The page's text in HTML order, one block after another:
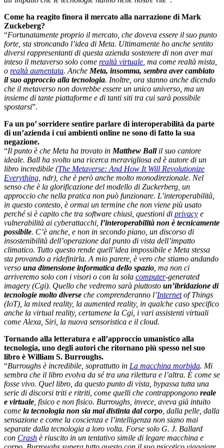
Come ha reagito finora il mercato alla narrazione di Mark
Zuckeberg?
“Fortunatamente proprio il mercato, che doveva essere il suo punto
forte, sta stroncando l’idea di Meta. Ultimamente ho anche sentito
diversi rappresentanti di questa azienda sostenere di non aver mai
inteso il metaverso solo come realtà virtuale , ma come realtà mista,
o realtà aumentata. Anche Meta, insomma, sembra aver cambiato
il suo approccio alla tecnologia. Inoltre, ora stanno anche dicendo
che il metaverso non dovrebbe essere un unico universo, ma un
insieme di tante piattaforme e di tanti siti tra cui sarà possibile
spostarsi”.
Fa un po’ sorridere sentire parlare di interoperabilità da parte
di un’azienda i cui ambienti online ne sono di fatto la sua
negazione.
“Il punto è che Meta ha trovato in Matthew Ballil suo cantore
ideale. Ball ha svolto una ricerca meravigliosa ed è autore di un
libro incredibile (The Metaverse: And How It Will Revolutionize
Everything , ndr), che è però anche molto monodirezionale. Nel
senso che è la glorificazione del modello di Zuckerberg, un
approccio che nella pratica non può funzionare. L’interoperabilità,
in questo contesto, è ormai un termine che non viene più usato
perché si è capito che tra software chiusi, questioni di privacy e
vulnerabilità ai cyberattacchi, l’interoperabilità non è tecnicamente
possibile. C’è anche, e non in secondo piano, un discorso di
insostenibilità dell’operazione dal punto di vista dell’impatto
climatico. Tutto questo rende quell’idea impossibile e Meta stessa
sta provando a ridefinirla. A mio parere, è vero che stiamo andando
verso una dimensione informatica dello spazio , ma non ci
arriveremo solo con i visori o con la sola computer-generated
imagery (Cgi). Quello che vedremo sarà piuttosto un’ibridazione di
tecnologie molto diverse che comprenderanno l’Internetof Things
(IoT), la mixed reality, la aumented reality, in qualche caso specifico
anche la virtual reality, certamene la Cgi, i vari assistenti virtuali
come Alexa, Siri, la nuova sensoristica e il cloud.
Tornando alla letteratura e all’approccio umanistico alla
tecnologia, uno degli autori che ritornano più spesso nel suo
libro è William S. Burroughs.
“Burroughs è incredibile, soprattutto in La macchina morbida. Mi
sembra che il libro evolva da sé tra una rilettura e l’altra. È come se
fosse vivo. Quel libro, da questo punto di vista, bypassa tutta una
serie di discorsi triti e ritriti, come quelli che contrappongono reale
e virtuale , fisico e non fisico. Burroughs, invece, aveva già intuito
come la tecnologia non sia mai distinta dal corpo , dalla pelle, dalla
sensazione e come la coscienza e l’intelligenza non siano mai
separate dalla tecnologia a loro volta. Forse solo G. J. Ballard
con Crash è riuscito in un tentativo simile di legare macchina e